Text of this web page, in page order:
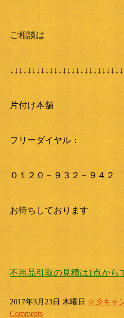
ご相談は
片付け本舗
フリーダイヤル：
０１２０－９３２－９４２
お待ちしております
不用品引取の見積は1点から
2017年3月23日 木曜日 ☆彡キャ
Comments